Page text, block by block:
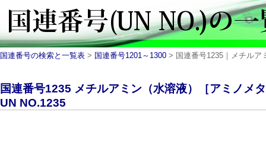
国連番号の検索と一覧表 > 国連番号1201～1300 > 国連番号1235｜メチルア
国連番号1235 メチルアミン（水溶液）［アミノメ
UN NO.1235